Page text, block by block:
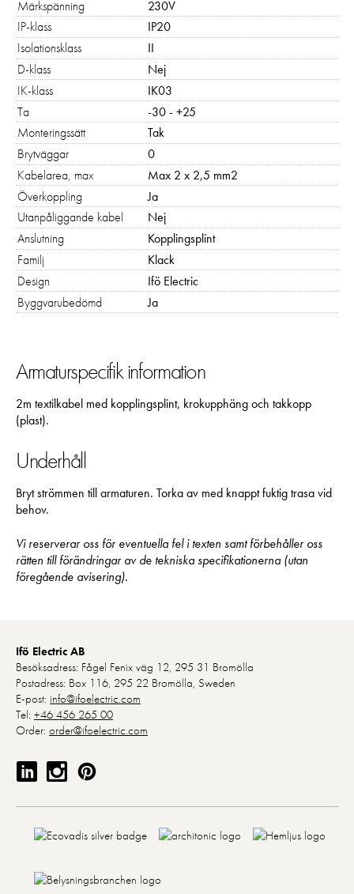
Märkspänning
230V
IP-klass
IP20
Isolationsklass
II
D-klass
Nej
IK-klass
IK03
Ta
-30 - +25
Monteringssätt
Tak
Brytväggar
0
Kabelarea, max
Max 2 x 2,5 mm2
Överkoppling
Ja
Utanpåliggande kabel
Nej
Anslutning
Kopplingsplint
Familj
Klack
Design
Ifö Electric
Byggvarubedömd
Ja
Armaturspecifik information
2m textilkabel med kopplingsplint, krokupphäng och takkopp
(plast).
Underhåll
Bryt strömmen till armaturen. Torka av med knappt fuktig trasa vid
behov.
Vi reserverar oss för eventuella fel i texten samt förbehåller oss
rätten till förändringar av de tekniska specifikationerna (utan
föregående avisering).
Ifö Electric AB
Besöksadress: Fågel Fenix väg 12, 295 31 Bromölla
Postadress: Box 116, 295 22 Bromölla, Sweden
E-post: info@ifoelectric.com
Tel: +46 456 265 00
Order: order@ifoelectric.com
"ga#"
Upplevelse
För att vår
hemsida ska
prestera så
bra som
möjligt under
ditt besök.
Om du nekar
de här
kakorna
kommer viss
funktionalitet
att försvinna
från
hemsidan:
Marknadsföring
Genom att dela med
och ditt beteende när
chansen att få se
personligt anpassat
erbjudanden. Vi
använder för
närvarande inga